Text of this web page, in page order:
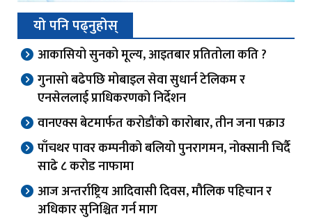
यो पनि पढ्नुहोस्
आकासियो सुनको मूल्य, आइतबार प्रतितोला कति ?
गुनासो बढेपछि मोबाइल सेवा सुधार्न टेलिकम र
एनसेललाई प्राधिकरणको निर्देशन
वानएक्स बेटमार्फत करोडौंको कारोबार, तीन जना पक्राउ
पाँचथर पावर कम्पनीको बलियो पुनरागमन, नोक्सानी चिर्दै
साढे ८ करोड नाफामा
आज अन्तर्राष्ट्रिय आदिवासी दिवस, मौलिक पहिचान र
अधिकार सुनिश्चित गर्न माग